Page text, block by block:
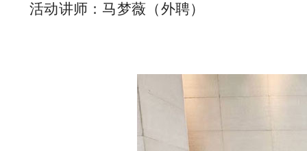
活动讲师：马梦薇（外聘）